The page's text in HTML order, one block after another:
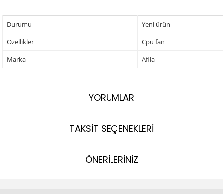
Durumu
Yeni ürün
Özellikler
Cpu fan
Marka
Afila
YORUMLAR
TAKSİT SEÇENEKLERİ
ÖNERİLERİNİZ